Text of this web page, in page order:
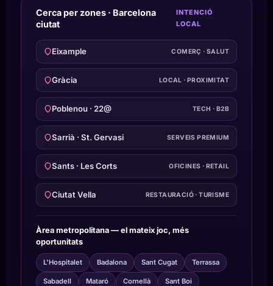
Cerca per zones · Barcelona
ciutat
INTENCIÓ
LOCAL
Eixample COMERÇ · SALUT
Gràcia LOCAL · PROXIMITAT
Poblenou · 22@ TECH · B2B
Sarrià · St. Gervasi SERVEIS PREMIUM
Sants · Les Corts OFICINES · RETAIL
Ciutat Vella RESTAURACIÓ · TURISME
Àrea metropolitana — el mateix joc, més
oportunitats
L'Hospitalet Badalona Sant Cugat Terrassa
Sabadell Mataró Cornellà Sant Boi